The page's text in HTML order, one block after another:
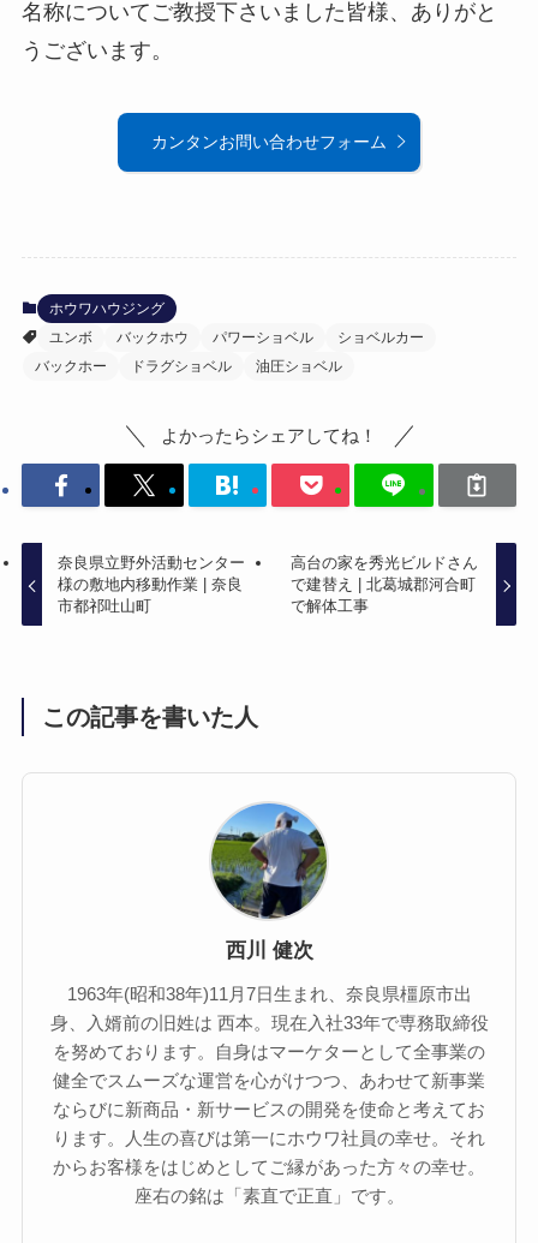
名称についてご教授下さいました皆様、ありがと
うございます。
カンタンお問い合わせフォーム
ホウワハウジング
ユンボ
バックホウ パワーショベル
ショベルカー
バックホー
ドラグショベル 油圧ショベル
よかったらシェアしてね！
奈良県立野外活動センター
様の敷地内移動作業 | 奈良
市都祁吐山町
高台の家を秀光ビルドさん
で建替え | 北葛城郡河合町
で解体工事
この記事を書いた人
西川 健次
1963年(昭和38年)11月7日生まれ、奈良県橿原市出
身、入婿前の旧姓は 西本。現在入社33年で専務取締役
を努めております。自身はマーケターとして全事業の
健全でスムーズな運営を心がけつつ、あわせて新事業
ならびに新商品・新サービスの開発を使命と考えてお
ります。人生の喜びは第一にホウワ社員の幸せ。それ
からお客様をはじめとしてご縁があった方々の幸せ。
座右の銘は「素直で正直」です。